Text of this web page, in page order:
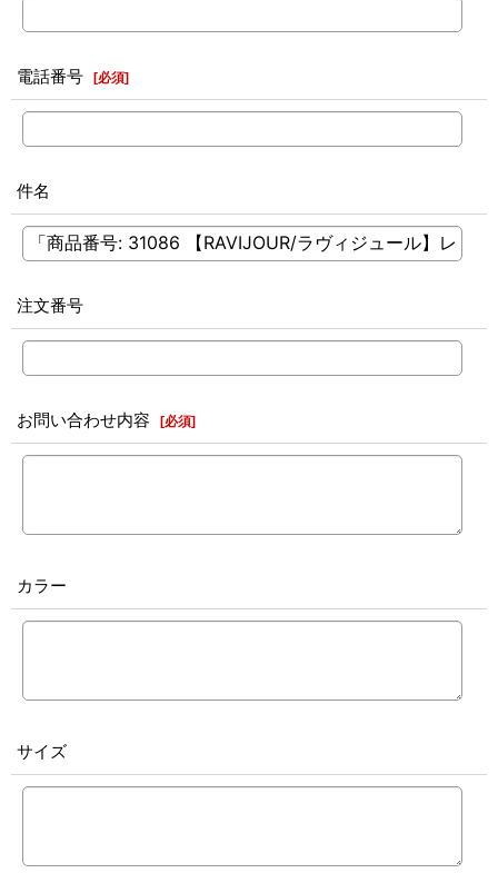
電話番号 [必須]
件名
注文番号
お問い合わせ内容 [必須]
カラー
サイズ